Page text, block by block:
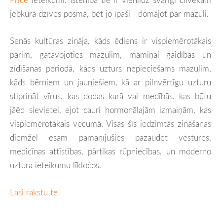
jebkurā dzīves posmā, bet jo īpaši - domājot par mazuli.
Senās kultūras zināja, kāds ēdiens ir vispiemērotākais
pārim, gatavojoties mazulim, māmiņai gaidībās un
zīdīšanas periodā, kāds uzturs nepieciešams mazulim,
kāds bērniem un jauniešiem, kā ar pilnvērtīgu uzturu
stiprināt vīrus, kas dodas karā vai medībās, kas būtu
jāēd sievietei, ejot cauri hormonālajām izmaiņām, kas
vispiemērotākais vecumā. Visas šīs iedzimtās zināšanas
diemžēl esam pamanījušies pazaudēt vēstures,
medicīnas attīstības, pārtikas rūpniecības, un moderno
uztura ieteikumu līkločos.
Lasi rakstu te